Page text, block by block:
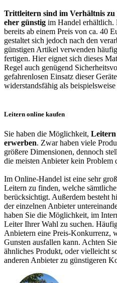
Trittleitern sind im Verhältnis zu
eher günstig im Handel erhältlich.
bereits ab einem Preis von ca. 40
gestaltet sich jedoch nach den
günstigen Artikel verwenden
fertigen. Hier eignet sich dieses
Regel auch genügend
gefahrenlosen Einsatz dieser
widerstandsfähig als
Leitern online kaufen
Sie haben die Möglichkeit, Leitern
erwerben. Zwar haben viele
größere Dimensionen, dennoch
die meisten Anbieter kein Problem
Im Online-Handel ist eine sehr
Leitern zu finden, welche
berücksichtigt. Außerdem besteht
der einzelnen Anbieter
haben Sie die Möglichkeit, im
Leiter Ihrer Wahl zu suchen.
Anbietern eine Preis-Konkurrenz,
Gunsten ausfallen kann. Achten
ähnliches Produkt, oder vielleicht
anderen Anbieter zu günstigeren